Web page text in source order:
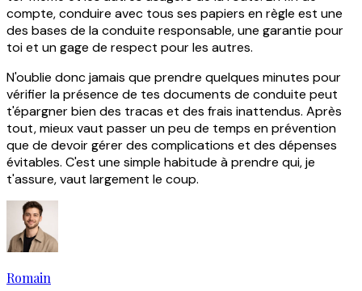
compte, conduire avec tous ses papiers en règle est une
des bases de la conduite responsable, une garantie pour
toi et un gage de respect pour les autres.
N'oublie donc jamais que prendre quelques minutes pour
vérifier la présence de tes documents de conduite peut
t'épargner bien des tracas et des frais inattendus. Après
tout, mieux vaut passer un peu de temps en prévention
que de devoir gérer des complications et des dépenses
évitables. C'est une simple habitude à prendre qui, je
t'assure, vaut largement le coup.
Romain